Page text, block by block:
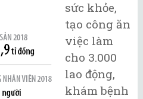
sức khỏe,
tạo công ăn
việc làm
cho 3.000
lao động,
khám bệnh